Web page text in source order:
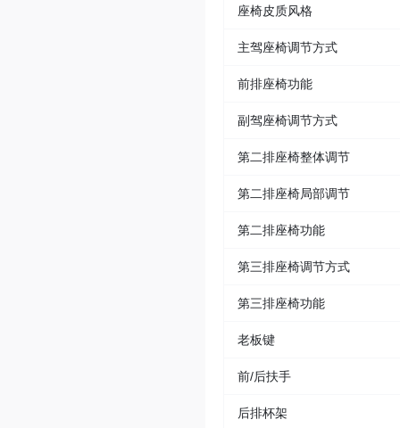
座椅皮质风格
主驾座椅调节方式
前排座椅功能
副驾座椅调节方式
第二排座椅整体调节
第二排座椅局部调节
第二排座椅功能
第三排座椅调节方式
第三排座椅功能
老板键
前/后扶手
后排杯架